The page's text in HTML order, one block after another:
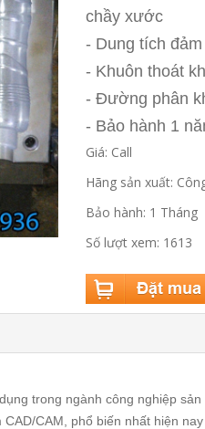
chầy xước
- Dung tích
- Khuôn thoát
- Đường phân
- Bảo hành 1
Giá: Call
Hãng sản xuất:
Bảo hành: 1 Tháng
Số lượt xem: 1613
trong ngành công nghiệp
CAM, phổ biến nhất hiện